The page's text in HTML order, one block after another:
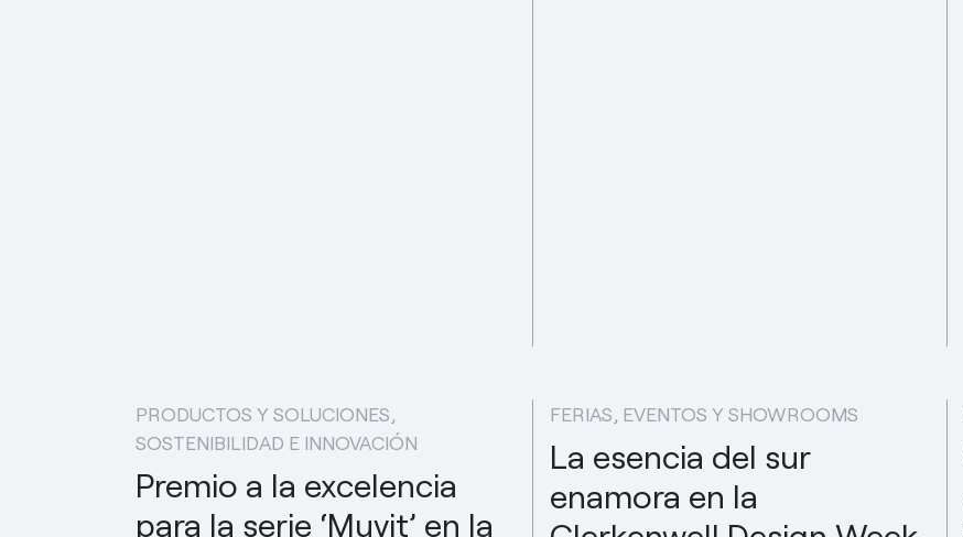
PRODUCTOS Y SOLUCIONES
SOSTENIBILIDAD E INNOVACIÓN
Premio a la excelencia
para la serie ‘Muvit’ en la
FERIAS, EVENTOS Y SHOWROOMS
La esencia del sur
enamora en la